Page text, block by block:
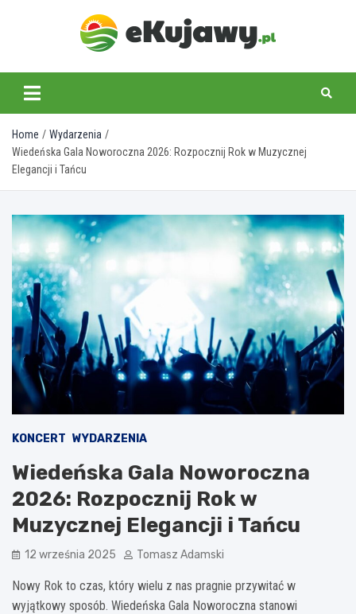
ekujawy.pl
Home
Wydarzenia
Wiedeńska Gala Noworoczna 2026: Rozpocznij Rok w Muzycznej
Elegancji i Tańcu
KONCERT WYDARZENIA
Wiedeńska Gala Noworoczna
2026: Rozpocznij Rok w
Muzycznej Elegancji i Tańcu
12 września 2025 Tomasz Adamski
Nowy Rok to czas, który wielu z nas pragnie przywitać w
wyjątkowy sposób. Wiedeńska Gala Noworoczna stanowi